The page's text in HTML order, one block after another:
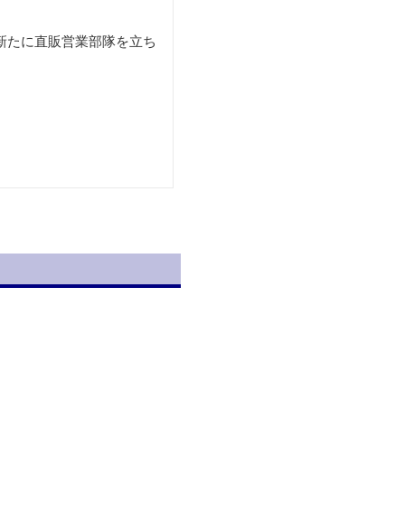
たに直販営業部隊を立ち